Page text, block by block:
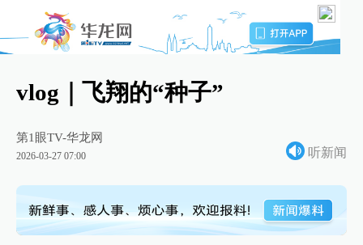
vlog｜飞翔的“种子”
第1眼TV-华龙网
2026-03-27 07:00 听新闻